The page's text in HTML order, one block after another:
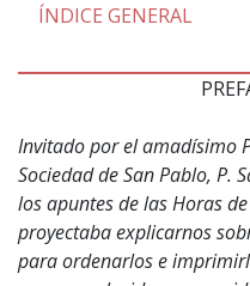
ÍNDICE GENERAL
Invitado por el amadísimo
Sociedad de San Pablo, P.
los apuntes de las Horas
proyectaba explicarnos
para ordenarlos e